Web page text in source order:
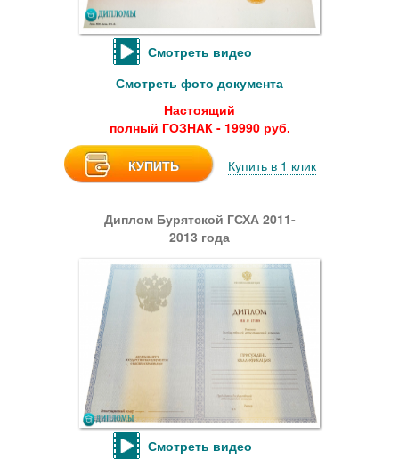
Смотреть видео
Смотреть фото документа
Настоящий
полный ГОЗНАК - 19990 руб.
КУПИТЬ Купить в 1 клик
Диплом Бурятской ГСХА 2011-
2013 года
Смотреть видео